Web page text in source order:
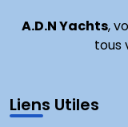
A.D.N Yachts,
tous
Liens Utiles